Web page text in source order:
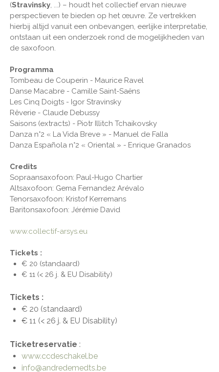
(Stravinsky, ...) – houdt het collectief ervan nieuwe
perspectieven te bieden op het œuvre. Ze vertrekken
hierbij altijd vanuit een onbevangen, eerlijke interpretatie,
ontstaan uit een onderzoek rond de mogelijkheden van
de saxofoon.
Programma
Tombeau de Couperin - Maurice Ravel
Danse Macabre - Camille Saint-Saëns
Les Cinq Doigts - Igor Stravinsky
Rêverie - Claude Debussy
Saisons (extracts) - Piotr Illitch Tchaikovsky
Danza n°2 « La Vida Breve » - Manuel de Falla
Danza Española n°2 « Oriental » - Enrique Granados
Credits
Sopraansaxofoon: Paul-Hugo Chartier
Altsaxofoon: Gema Fernandez Arévalo
Tenorsaxofoon: Kristof Kerremans
Baritonsaxofoon: Jérémie David
www.collectif-arsys.eu
Tickets :
€ 20 (standaard)
€ 11 (< 26 j. & EU Disability)
Tickets :
€ 20 (standaard)
€ 11 (< 26 j. & EU Disability)
Ticketreservatie :
www.ccdeschakel.be
info@andredemedts.be